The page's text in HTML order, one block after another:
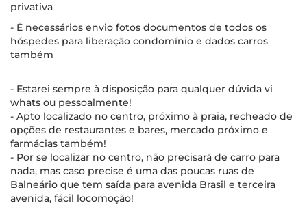
privativa
- É necessários envio fotos documentos de todos os
hóspedes para liberação condomínio e dados carros
também
- Estarei sempre à disposição para qualquer dúvida vi
whats ou pessoalmente!
- Apto localizado no centro, próximo à praia, recheado de
opções de restaurantes e bares, mercado próximo e
farmácias também!
- Por se localizar no centro, não precisará de carro para
nada, mas caso precise é uma das poucas ruas de
Balneário que tem saída para avenida Brasil e terceira
avenida, fácil locomoção!